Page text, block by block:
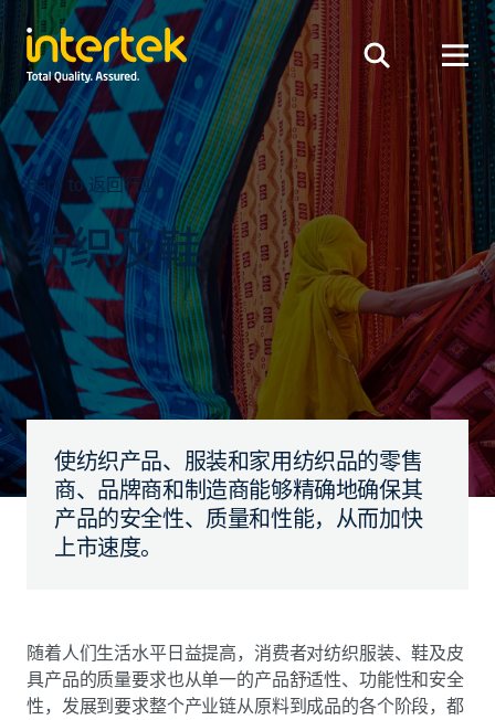
Back to 返回行业
纺织及鞋
使纺织产品、服装和家用纺织品的零售
商、品牌商和制造商能够精确地确保其
产品的安全性、质量和性能，从而加快
上市速度。
随着人们生活水平日益提高，消费者对纺织服装、鞋及皮
具产品的质量要求也从单一的产品舒适性、功能性和安全
性，发展到要求整个产业链从原料到成品的各个阶段，都